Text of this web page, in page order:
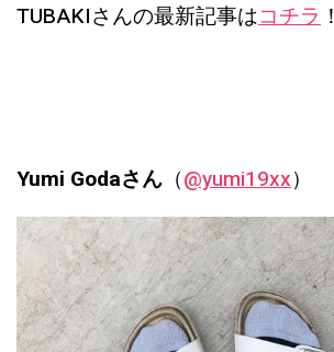
TUBAKIさんの最新記事はコチラ！
Yumi Godaさん（@yumi19xx）